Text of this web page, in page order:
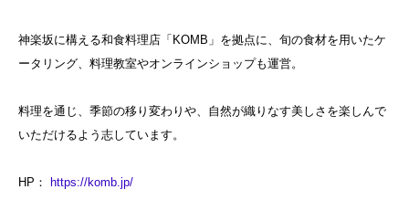
神楽坂に構える和食料理店「KOMB」を拠点に、旬の食材を用いたケ
ータリング、料理教室やオンラインショップも運営。
料理を通じ、季節の移り変わりや、自然が織りなす美しさを楽しんで
いただけるよう志しています。
HP： https://komb.jp/